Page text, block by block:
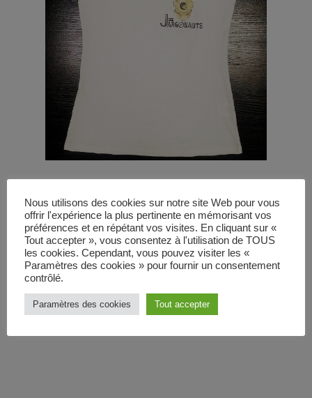
T-Shirts
Catégories Goodies,Zee Jargonauts
10,00€
Nous utilisons des cookies sur notre site Web pour vous
offrir l'expérience la plus pertinente en mémorisant vos
préférences et en répétant vos visites. En cliquant sur «
Tout accepter », vous consentez à l'utilisation de TOUS
les cookies. Cependant, vous pouvez visiter les «
Paramètres des cookies » pour fournir un consentement
contrôlé.
Paramètres des cookies Tout accepter